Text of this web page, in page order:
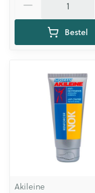
Bestel
Akileine